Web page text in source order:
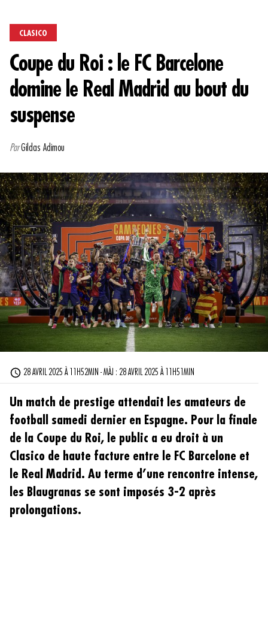
CLASICO
Coupe du Roi : le FC Barcelone
domine le Real Madrid au bout du
suspense
ParGildas Adimou
28 AVRIL 2025 À 11H52MIN - MÀJ : 28 AVRIL 2025 À 11H51MIN
Un match de prestige attendait les amateurs de
football samedi dernier en Espagne. Pour la finale
de la Coupe du Roi, le public a eu droit à un
Clasico de haute facture entre le FC Barcelone et
le Real Madrid. Au terme d’une rencontre intense,
les Blaugranas se sont imposés 3-2 après
prolongations.